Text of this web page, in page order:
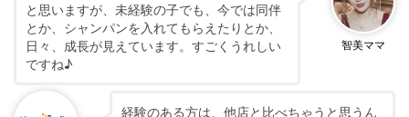
智美ママ
と思いますが、未経験の子でも、今では同伴
とか、シャンパンを入れてもらえたりとか、
日々、成長が見えています。すごくうれしい
ですね♪
経験のある方は、他店と比べちゃうと思うん